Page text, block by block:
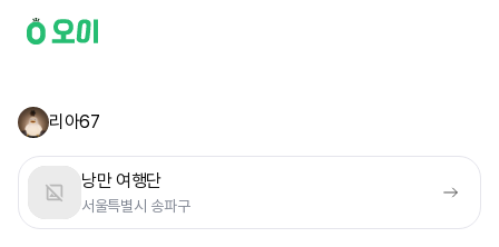
리아67
낭만 여행단
서울특별시 송파구